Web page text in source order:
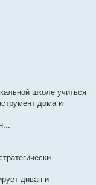
школе учиться
дома и
диван и